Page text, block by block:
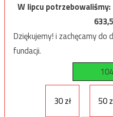
W lipcu potrzebowaliśmy:
633,5
Dziękujemy! i zachęcamy
fundacji.
30 zł 50